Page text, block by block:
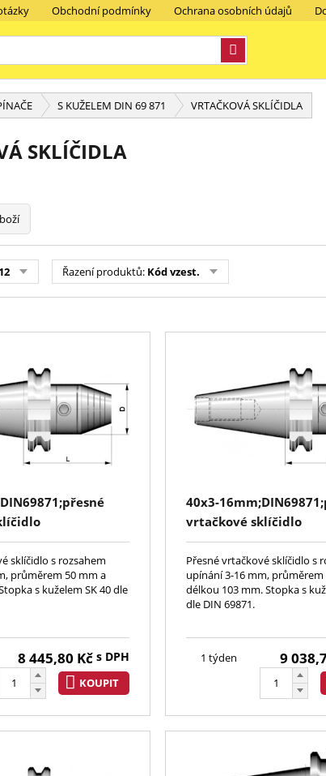
Obchodní podmínky Ochrana osobních údajů
S KUŽELEM DIN 69 871 VRTAČKOVÁ SKLÍČIDLA
SKLÍČIDLA
12 Řazení produktů: Kód vzest.
sklíčidlo s rozsahem
průměrem 50 mm a
s kuželem SK 40 dle
8 445,80 Kčs DPH
KOUPIT
40x3-
vrtačkové sklíčidlo
Přesné vrtačkové sklíčidlo s
upínání 3-16 mm, průměrem
délkou 103 mm. Stopka s
dle DIN 69871.
1 týden 9